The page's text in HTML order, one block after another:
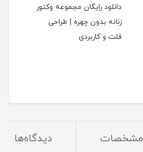
دانلود رایگان مجموعه وکتور
زنانه بدون چهره | طراحی
فلت و کاربردی
مشخصات دیدگاه‌ها